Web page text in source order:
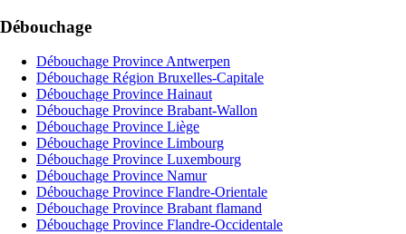
Débouchage
Débouchage Province Antwerpen
Débouchage Région Bruxelles-Capitale
Débouchage Province Hainaut
Débouchage Province Brabant-Wallon
Débouchage Province Liège
Débouchage Province Limbourg
Débouchage Province Luxembourg
Débouchage Province Namur
Débouchage Province Flandre-Orientale
Débouchage Province Brabant flamand
Débouchage Province Flandre-Occidentale